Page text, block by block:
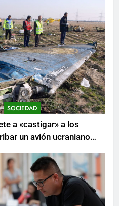
SOCIEDAD
a «castigar» a los
un avión ucraniano